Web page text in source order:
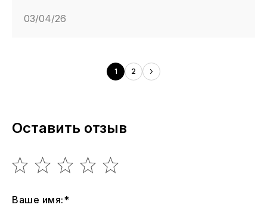
03/04/26
1 2
Оставить отзыв
Ваше имя:*